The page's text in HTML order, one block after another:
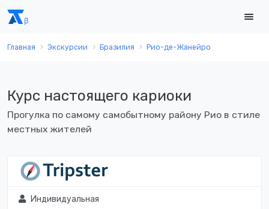
Главная Экскурсии Бразилия Рио-де-Жанейро
Курс настоящего кариоки
Прогулка по самому самобытному району Рио в стиле
местных жителей
Индивидуальная